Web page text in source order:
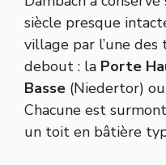
siècle presque
village par l’une
debout : la Porte
Basse (Niedertor)
Chacune est
un toit en bâtière